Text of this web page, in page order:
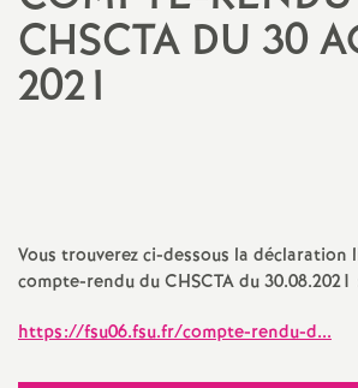
CHSCTA DU 30
2021
Vous trouverez ci-dessous la déclaration
compte-rendu du CHSCTA du 30.08.2021
https://fsu06.fsu.fr/compte-rendu-d...